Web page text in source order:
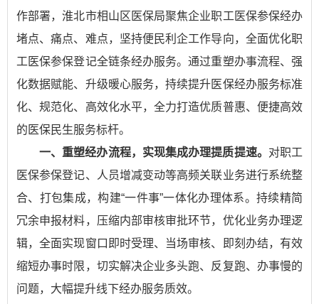
作部署，淮北市相山区医保局聚焦企业职工医保参保经办
堵点、痛点、难点，坚持便民利企工作导向，全面优化职
工医保参保登记全链条经办服务。通过重塑办事流程、强
化数据赋能、升级暖心服务，持续提升医保经办服务标准
化、规范化、高效化水平，全力打造优质普惠、便捷高效
的医保民生服务标杆。
一、重塑经办流程，实现集成办理提质提速。 对职工
医保参保登记、人员增减变动等高频关联业务进行系统整
合、打包集成，构建“一件事”一体化办理体系。持续精简
冗余申报材料，压缩内部审核审批环节，优化业务办理逻
辑，全面实现窗口即时受理、当场审核、即刻办结，有效
缩短办事时限，切实解决企业多头跑、反复跑、办事慢的
问题，大幅提升线下经办服务质效。